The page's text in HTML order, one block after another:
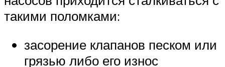
такими поломками:
засорение клапанов песком или
грязью либо его износ